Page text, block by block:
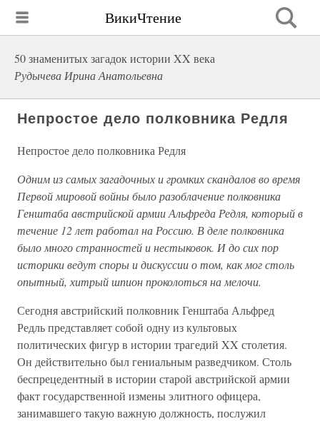
ВикиЧтение
50 знаменитых загадок истории XX века
Рудычева Ирина Анатольевна
Непростое дело полковника Редля
Непростое дело полковника Редля
Одним из самых загадочных и громких скандалов во время
Первой мировой войны было разоблачение полковника
Генштаба австрийской армии Альфреда Редля, который в
течение 12 лет работал на Россию. В деле полковника
было много странностей и нестыковок. И до сих пор
историки ведут споры и дискуссии о том, как мог столь
опытный, хитрый шпион проколоться на мелочи.
Сегодня австрийский полковник Генштаба Альфред
Редль представляет собой одну из культовых
политических фигур в истории трагедий XX столетия.
Он действительно был гениальным разведчиком. Столь
беспрецедентный в истории старой австрийской армии
факт государственной измены элитного офицера,
занимавшего такую важную должность, послужил